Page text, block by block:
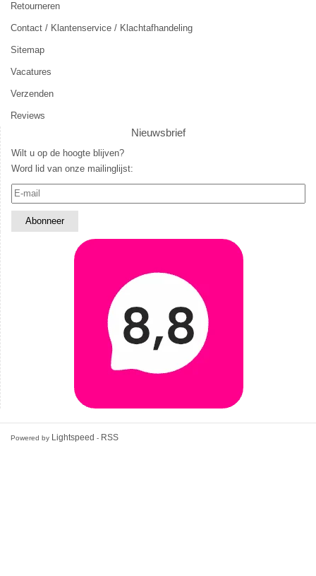
Retourneren
Contact / Klantenservice / Klachtafhandeling
Sitemap
Vacatures
Verzenden
Reviews
Nieuwsbrief
Wilt u op de hoogte blijven?
Word lid van onze mailinglijst:
Powered by Lightspeed - RSS